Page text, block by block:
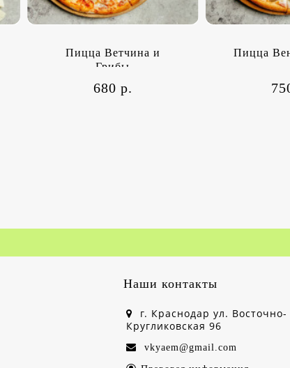
Пицца Ветчина и
Грибы
680 р.
Пицца
Наши контакты
г. Краснодар ул. Восточно-
Кругликовская 96
vkyaem@gmail.com